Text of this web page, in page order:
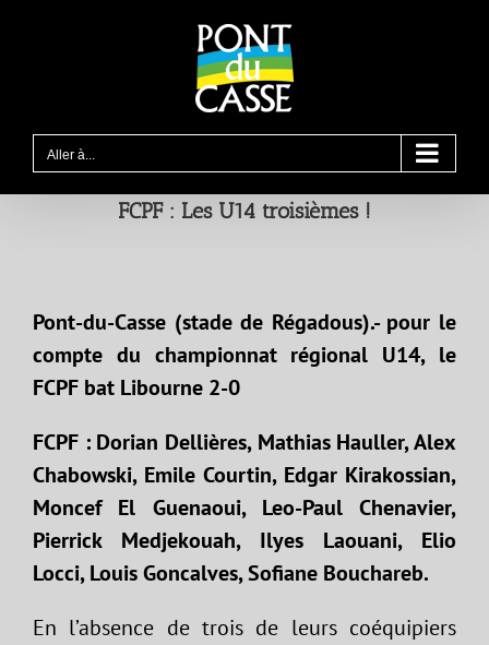
Aller à...
FCPF : Les U14 troisièmes !
Pont-du-Casse (stade de Régadous).- pour le
compte du championnat régional U14, le
FCPF bat Libourne 2-0
FCPF : Dorian Dellières, Mathias Hauller, Alex
Chabowski, Emile Courtin, Edgar Kirakossian,
Moncef El Guenaoui, Leo-Paul Chenavier,
Pierrick Medjekouah, Ilyes Laouani, Elio
Locci, Louis Goncalves, Sofiane Bouchareb.
En l’absence de trois de leurs coéquipiers